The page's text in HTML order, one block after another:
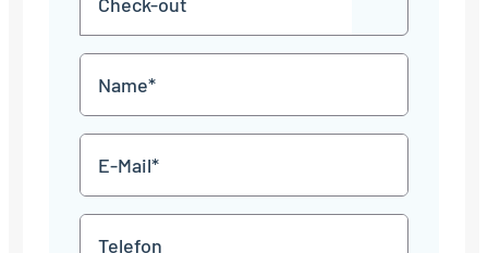
JJJJ
TT
Punkt
MM
JJJJ
Mail
*